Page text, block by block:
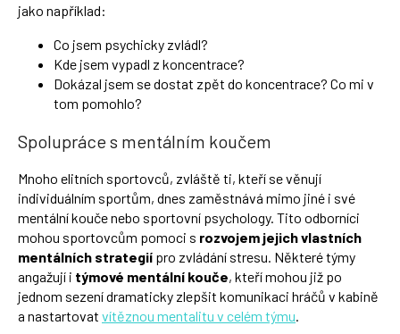
jako například:
Co jsem psychicky zvládl?
Kde jsem vypadl z koncentrace?
Dokázal jsem se dostat zpět do koncentrace? Co mi v
tom pomohlo?
Spolupráce s mentálním koučem
Mnoho elitních sportovců, zvláště ti, kteří se věnují
individuálním sportům, dnes zaměstnává mimo jiné i své
mentální kouče nebo sportovní psychology. Tito odborníci
mohou sportovcům pomoci s rozvojem jejich vlastních
mentálních strategií pro zvládání stresu. Některé týmy
angažují i týmové mentální kouče, kteří mohou již po
jednom sezení dramaticky zlepšit komunikaci hráčů v kabině
a nastartovat vítěznou mentalitu v celém týmu.